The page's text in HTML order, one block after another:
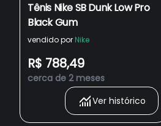
Tênis Nike SB Dunk Low Pro
Black Gum
vendido por Nike
R$ 788,49
cerca de 2 meses
Ver histórico